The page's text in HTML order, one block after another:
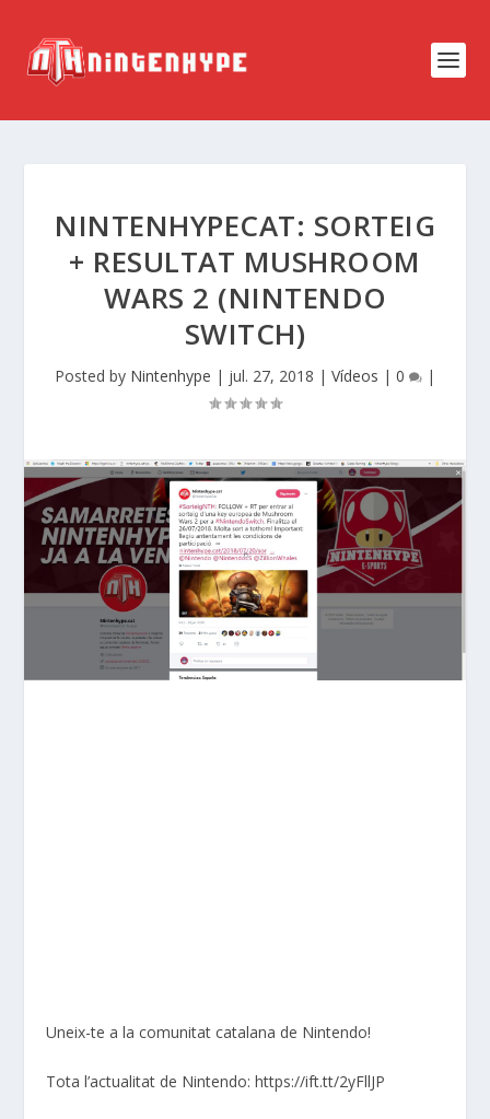
NINTENHYPECAT: SORTEIG
+ RESULTAT MUSHROOM
WARS 2 (NINTENDO
SWITCH)
Posted by Nintenhype | jul. 27, 2018 | Vídeos | 0 |
Uneix-te a la comunitat catalana de Nintendo!
Tota l’actualitat de Nintendo: https://ift.tt/2yFllJP